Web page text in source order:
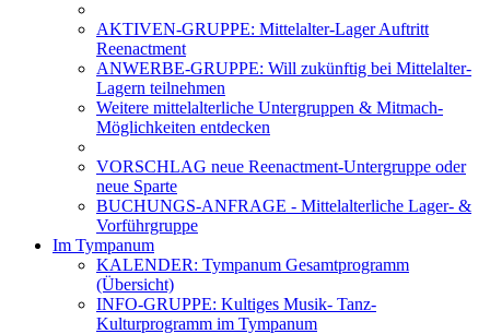
AKTIVEN-GRUPPE: Mittelalter-Lager Auftritt
Reenactment
ANWERBE-GRUPPE: Will zukünftig bei Mittelalter-
Lagern teilnehmen
Weitere mittelalterliche Untergruppen & Mitmach-
Möglichkeiten entdecken
VORSCHLAG neue Reenactment-Untergruppe oder
neue Sparte
BUCHUNGS-ANFRAGE - Mittelalterliche Lager- &
Vorführgruppe
Im Tympanum
KALENDER: Tympanum Gesamtprogramm
(Übersicht)
INFO-GRUPPE: Kultiges Musik- Tanz-
Kulturprogramm im Tympanum